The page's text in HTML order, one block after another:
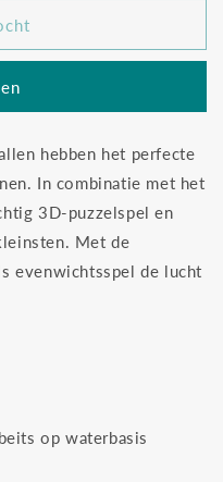
hebben het perfecte
In combinatie met het
3D-puzzelspel en
Met de
evenwichtsspel de lucht
op waterbasis